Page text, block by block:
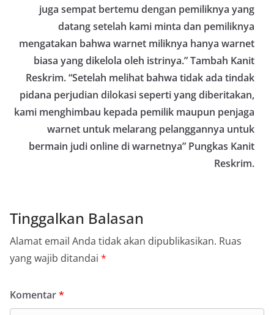
juga sempat bertemu dengan pemiliknya yang
datang setelah kami minta dan pemiliknya
mengatakan bahwa warnet miliknya hanya warnet
biasa yang dikelola oleh istrinya.” Tambah Kanit
Reskrim. “Setelah melihat bahwa tidak ada tindak
pidana perjudian dilokasi seperti yang diberitakan,
kami menghimbau kepada pemilik maupun penjaga
warnet untuk melarang pelanggannya untuk
bermain judi online di warnetnya” Pungkas Kanit
Reskrim.
Tinggalkan Balasan
Alamat email Anda tidak akan dipublikasikan. Ruas
yang wajib ditandai *
Komentar*